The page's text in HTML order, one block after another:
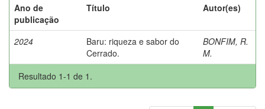
Ano de
publicação
Título Autor(es)
2024
Baru: riqueza e sabor do
Cerrado.
BONFIM, R.
M.
Resultado 1-1 de 1.